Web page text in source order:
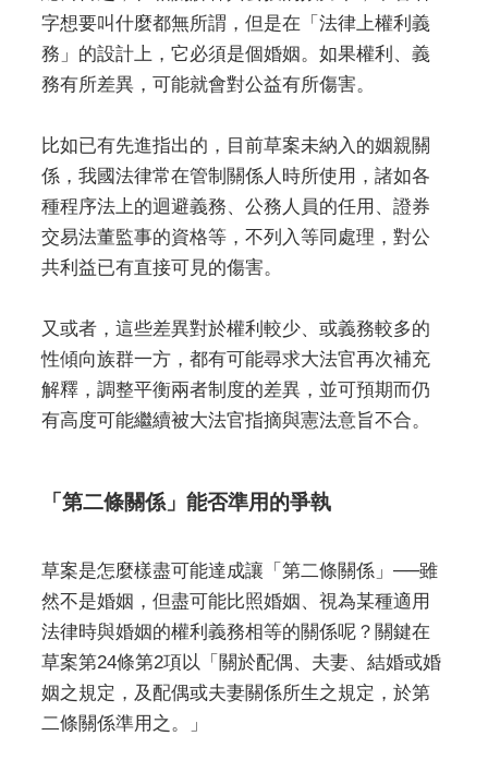
字想要叫什麼都無所謂，但是在「法律上權利義
務」的設計上，它必須是個婚姻。如果權利、義
務有所差異，可能就會對公益有所傷害。
比如已有先進指出的，目前草案未納入的姻親關
係，我國法律常在管制關係人時所使用，諸如各
種程序法上的迴避義務、公務人員的任用、證券
交易法董監事的資格等，不列入等同處理，對公
共利益已有直接可見的傷害。
又或者，這些差異對於權利較少、或義務較多的
性傾向族群一方，都有可能尋求大法官再次補充
解釋，調整平衡兩者制度的差異，並可預期而仍
有高度可能繼續被大法官指摘與憲法意旨不合。
「第二條關係」能否準用的爭執
草案是怎麼樣盡可能達成讓「第二條關係」──雖
然不是婚姻，但盡可能比照婚姻、視為某種適用
法律時與婚姻的權利義務相等的關係呢？關鍵在
草案第24條第2項以「關於配偶、夫妻、結婚或婚
姻之規定，及配偶或夫妻關係所生之規定，於第
二條關係準用之。」